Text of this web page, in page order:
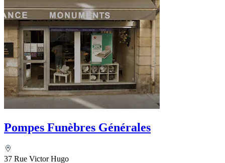
Pompes Funèbres Générales
37 Rue Victor Hugo